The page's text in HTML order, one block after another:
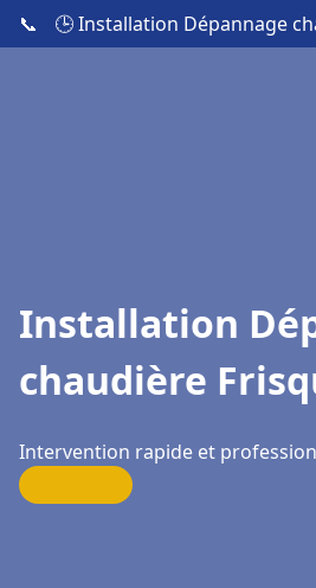
📞 🕒 Installation Dépannage
Installation
chaudière
Intervention rapide et